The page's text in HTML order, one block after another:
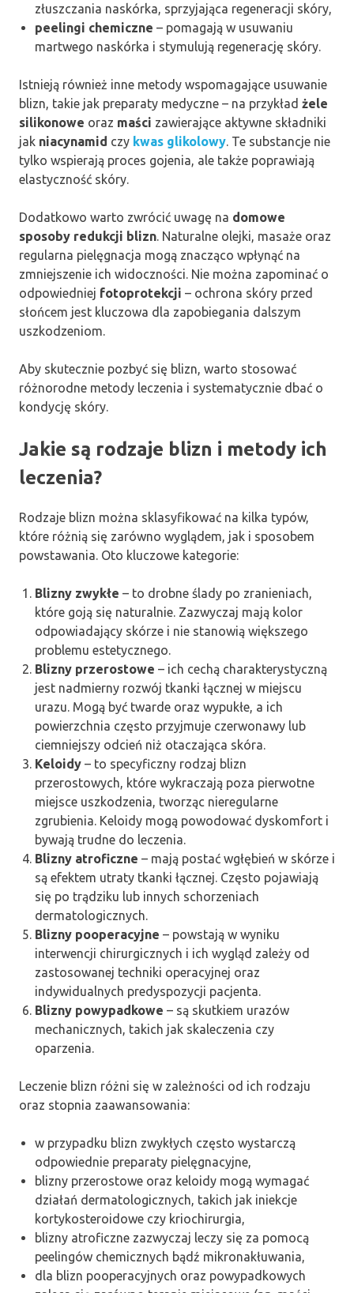
złuszczania naskórka, sprzyjająca regeneracji skóry,
peelingi chemiczne – pomagają w usuwaniu
martwego naskórka i stymulują regenerację skóry.
Istnieją również inne metody wspomagające usuwanie
blizn, takie jak preparaty medyczne – na przykład żele
silikonowe oraz maści zawierające aktywne składniki
jak niacynamid czy kwas glikolowy. Te substancje nie
tylko wspierają proces gojenia, ale także poprawiają
elastyczność skóry.
Dodatkowo warto zwrócić uwagę na domowe
sposoby redukcji blizn. Naturalne olejki, masaże oraz
regularna pielęgnacja mogą znacząco wpłynąć na
zmniejszenie ich widoczności. Nie można zapominać o
odpowiedniej fotoprotekcji – ochrona skóry przed
słońcem jest kluczowa dla zapobiegania dalszym
uszkodzeniom.
Aby skutecznie pozbyć się blizn, warto stosować
różnorodne metody leczenia i systematycznie dbać o
kondycję skóry.
Jakie są rodzaje blizn i metody ich
leczenia?
Rodzaje blizn można sklasyfikować na kilka typów,
które różnią się zarówno wyglądem, jak i sposobem
powstawania. Oto kluczowe kategorie:
Blizny zwykłe – to drobne ślady po zranieniach,
które goją się naturalnie. Zazwyczaj mają kolor
odpowiadający skórze i nie stanowią większego
problemu estetycznego.
Blizny przerostowe – ich cechą charakterystyczną
jest nadmierny rozwój tkanki łącznej w miejscu
urazu. Mogą być twarde oraz wypukłe, a ich
powierzchnia często przyjmuje czerwonawy lub
ciemniejszy odcień niż otaczająca skóra.
Keloidy – to specyficzny rodzaj blizn
przerostowych, które wykraczają poza pierwotne
miejsce uszkodzenia, tworząc nieregularne
zgrubienia. Keloidy mogą powodować dyskomfort i
bywają trudne do leczenia.
Blizny atroficzne – mają postać wgłębień w skórze i
są efektem utraty tkanki łącznej. Często pojawiają
się po trądziku lub innych schorzeniach
dermatologicznych.
Blizny pooperacyjne – powstają w wyniku
interwencji chirurgicznych i ich wygląd zależy od
zastosowanej techniki operacyjnej oraz
indywidualnych predyspozycji pacjenta.
Blizny powypadkowe – są skutkiem urazów
mechanicznych, takich jak skaleczenia czy
oparzenia.
Leczenie blizn różni się w zależności od ich rodzaju
oraz stopnia zaawansowania:
w przypadku blizn zwykłych często wystarczą
odpowiednie preparaty pielęgnacyjne,
blizny przerostowe oraz keloidy mogą wymagać
działań dermatologicznych, takich jak iniekcje
kortykosteroidowe czy kriochirurgia,
blizny atroficzne zazwyczaj leczy się za pomocą
peelingów chemicznych bądź mikronakłuwania,
dla blizn pooperacyjnych oraz powypadkowych